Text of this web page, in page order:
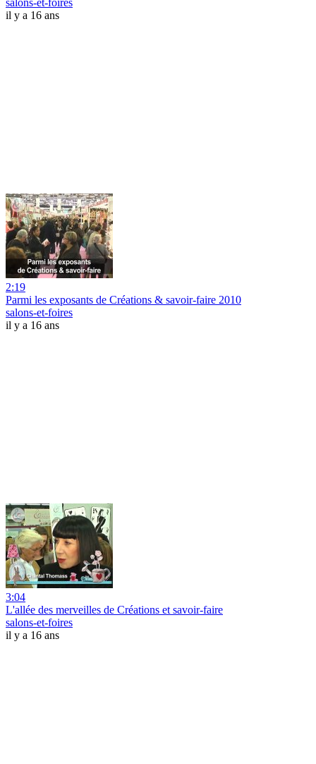
salons-et-foires
il y a 16 ans
2:19
Parmi les exposants de Créations & savoir-faire 2010
salons-et-foires
il y a 16 ans
3:04
L'allée des merveilles de Créations et savoir-faire
salons-et-foires
il y a 16 ans